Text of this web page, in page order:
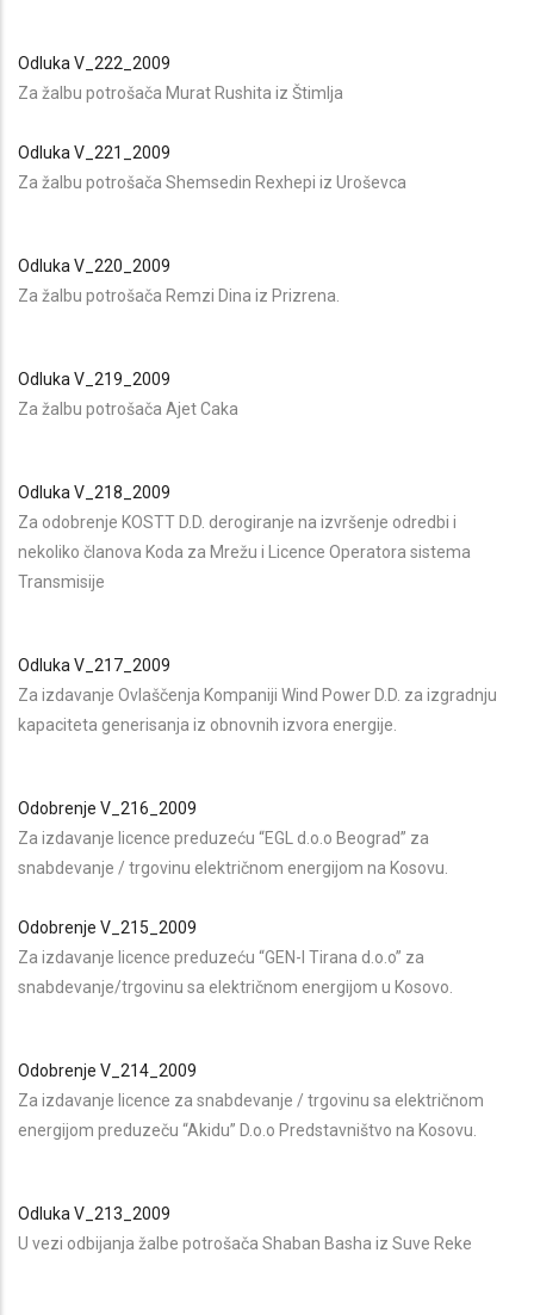
Odluka V_222_2009
Za žalbu potrošača Murat Rushita iz Štimlja
Odluka V_221_2009
Za žalbu potrošača Shemsedin Rexhepi iz Uroševca
Odluka V_220_2009
Za žalbu potrošača Remzi Dina iz Prizrena.
Odluka V_219_2009
Za žalbu potrošača Ajet Caka
Odluka V_218_2009
Za odobrenje KOSTT D.D. derogiranje na izvršenje odredbi i
nekoliko članova Koda za Mrežu i Licence Operatora sistema
Transmisije
Odluka V_217_2009
Za izdavanje Ovlaščenja Kompaniji Wind Power D.D. za izgradnju
kapaciteta generisanja iz obnovnih izvora energije.
Odobrenje V_216_2009
Za izdavanje licence preduzeću “EGL d.o.o Beograd” za
snabdevanje / trgovinu električnom energijom na Kosovu.
Odobrenje V_215_2009
Za izdavanje licence preduzeću “GEN-I Tirana d.o.o” za
snabdevanje/trgovinu sa električnom energijom u Kosovo.
Odobrenje V_214_2009
Za izdavanje licence za snabdevanje / trgovinu sa električnom
energijom preduzeču “Akidu” D.o.o Predstavništvo na Kosovu.
Odluka V_213_2009
U vezi odbijanja žalbe potrošača Shaban Basha iz Suve Reke